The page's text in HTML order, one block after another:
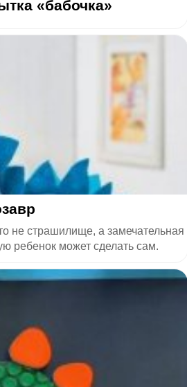
«бабочка»
не страшилище, а замечательная
ребенок может сделать сам.